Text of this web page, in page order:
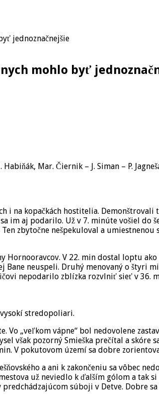
jednoznačnejšie
mohlo byť
Mar. Čiernik – J. Siman – P.
i na kopačkách hostitelia.
im aj podarilo. Už v 7. minúte vošiel do
zbytočne nešpekuloval a
V 22. min dostal loptu
neuspeli. Druhý menovaný o štyri
nepodarilo zblízka rozvlniť sieť v 36.
stredopoliari.
Vo „veľkom vápne“ bol nedovolene
však pozorný Smieška prečítal a skóre
V pokutovom území sa dobre
a ani k zakončeniu sa vôbec
už neviedlo k ďalším gólom a tak
súboji v Detve. Dobre